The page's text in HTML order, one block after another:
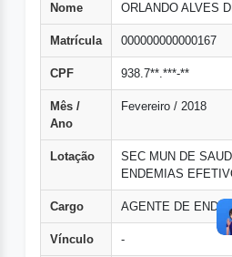
Nome ORLANDO ALVES
Matrícula 000000000000167
CPF 938.7**.***-**
Mês /
Ano
Fevereiro / 2018
Lotação
SEC MUN DE
ENDEMIAS
Cargo AGENTE DE
Vínculo -